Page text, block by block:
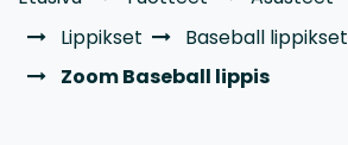
Lippikset
Baseball lippikset
Zoom Baseball lippis